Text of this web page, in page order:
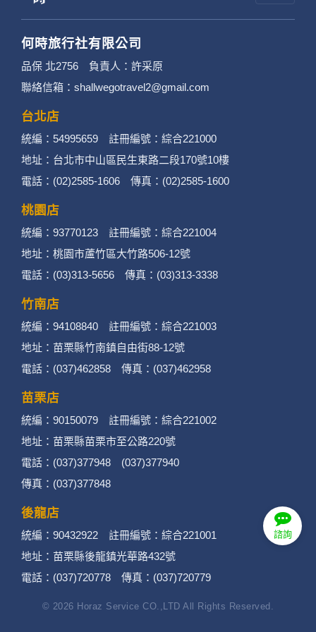
諮詢
何時旅行社有限公司
品保 北2756 負責人：許采原
聯絡信箱：shallwegotravel2@gmail.com
台北店
統編：54995659 註冊編號：綜合221000
地址：台北市中山區民生東路二段170號10樓
電話：(02)2585-1606 傳真：(02)2585-1600
桃園店
統編：93770123 註冊編號：綜合221004
地址：桃園市蘆竹區大竹路506-12號
電話：(03)313-5656 傳真：(03)313-3338
竹南店
統編：94108840 註冊編號：綜合221003
地址：苗栗縣竹南鎮自由街88-12號
電話：(037)462858 傳真：(037)462958
苗栗店
統編：90150079 註冊編號：綜合221002
地址：苗栗縣苗栗市至公路220號
電話：(037)377948 (037)377940
傳真：(037)377848
後龍店
統編：90432922 註冊編號：綜合221001
地址：苗栗縣後龍鎮光華路432號
電話：(037)720778 傳真：(037)720779
© 2026 Horaz Service CO.,LTD All Rights Reserved.